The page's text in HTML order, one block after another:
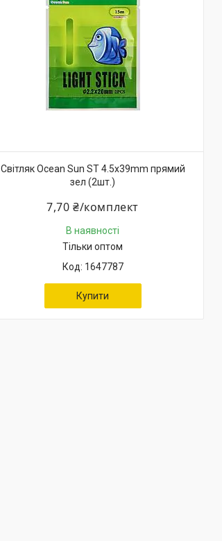
Світляк Ocean Sun ST 4.5x39mm прямий
зел (2шт.)
7,70 ₴/комплект
В наявності
Тільки оптом
1647787
Купити